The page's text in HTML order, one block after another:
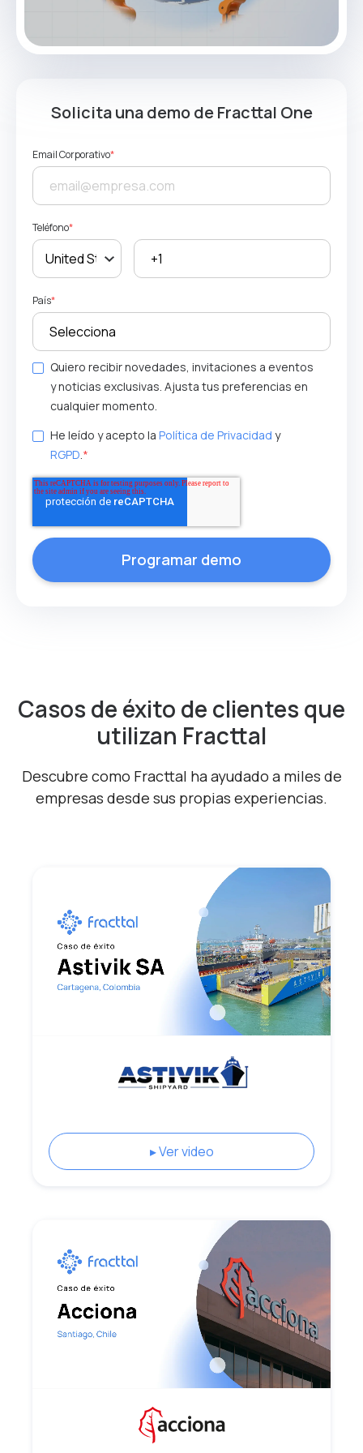
Solicita una demo de Fracttal One
Email Corporativo*
Teléfono*
País*
Quiero recibir novedades, invitaciones a eventos
y noticias exclusivas. Ajusta tus preferencias en
cualquier momento.
He leído y acepto la Política de Privacidad y
RGPD.*
Casos de éxito de clientes que
utilizan Fracttal
Descubre como Fracttal ha ayudado a miles de
empresas desde sus propias experiencias.
▸ Ver video